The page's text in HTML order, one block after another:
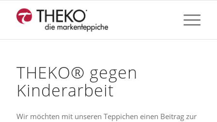
THEKO® gegen
Kinderarbeit
Wir möchten mit unseren Teppichen einen Beitrag zur